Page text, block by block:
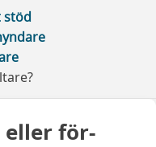
stöd
eller för­